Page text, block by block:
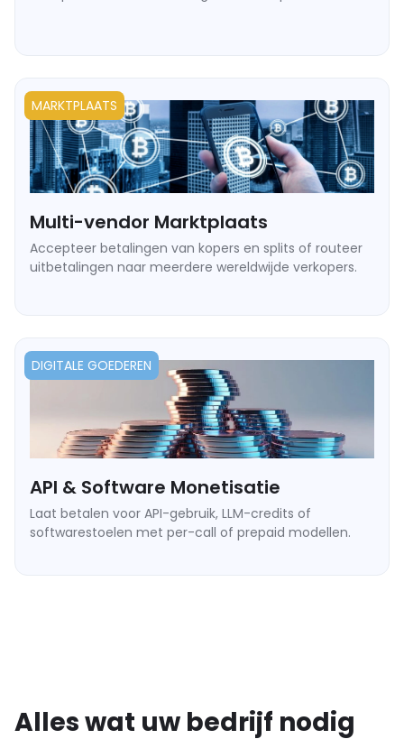
➥ Naadloze onboarding voor wereldwijde digitale verkopers.
MARKTPLAATS
Multi-vendor Marktplaats
Accepteer betalingen van kopers en splits of routeer
uitbetalingen naar meerdere wereldwijde verkopers.
DIGITALE GOEDEREN
API & Software Monetisatie
Laat betalen voor API-gebruik, LLM-credits of
softwarestoelen met per-call of prepaid modellen.
Alles wat uw bedrijf nodig